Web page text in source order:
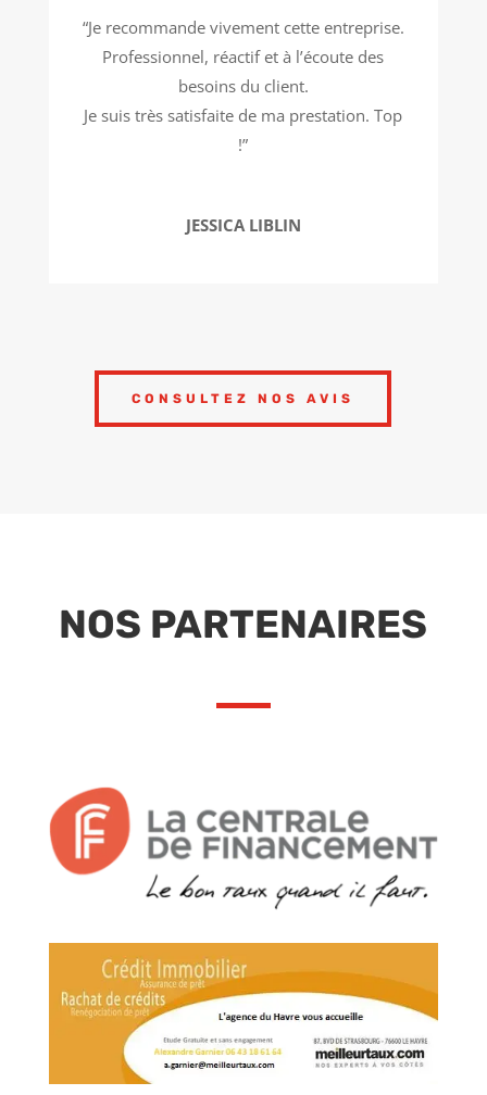
“Je recommande vivement cette entreprise.
Professionnel, réactif et à l’écoute des
besoins du client.
Je suis très satisfaite de ma prestation. Top
!”
JESSICA LIBLIN
CONSULTEZ NOS AVIS
NOS PARTENAIRES